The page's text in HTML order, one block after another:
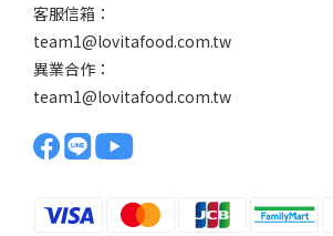
客服信箱：
team1@lovitafood.com.tw
異業合作：
team1@lovitafood.com.tw